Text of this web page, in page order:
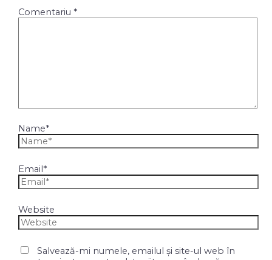
Comentariu *
Name*
Email*
Website
Salvează-mi numele, emailul și site-ul web în